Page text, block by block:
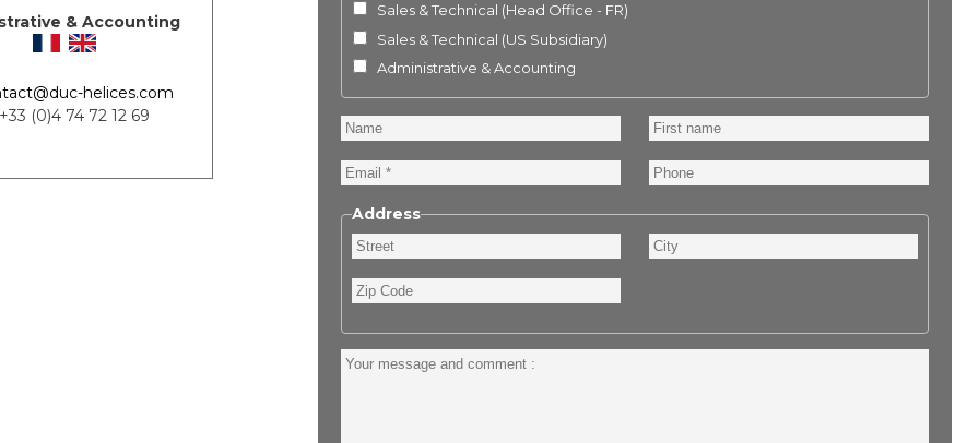
& Accounting
helices.com
(0)4 74 72 12 69
Sales & Technical (Head Office - FR)
Sales & Technical (US Subsidiary)
Administrative & Accounting
Name
First
name
Email
Phone
Address
Street City
Zip
Code
Your